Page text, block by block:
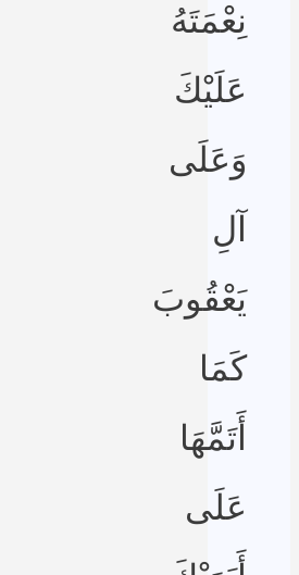
نِعْمَتَهُ
عَلَيْكَ
وَعَلَى
آلِ
يَعْقُوبَ
كَمَا
أَتَمَّهَا
عَلَى